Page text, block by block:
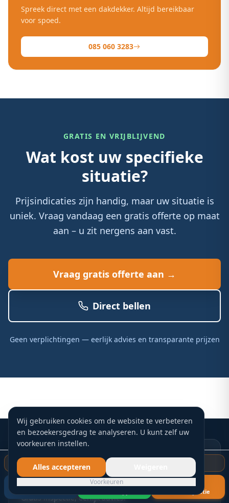
Spreek direct met een dakdekker. Altijd bereikbaar
voor spoed.
085 060 3283
GRATIS EN VRIJBLIJVEND
Wat kost uw specifieke
situatie?
Prijsindicaties zijn handig, maar uw situatie is
uniek. Vraag vandaag een gratis offerte op maat
aan – u zit nergens aan vast.
Vraag gratis offerte aan →
Direct bellen
Geen verplichtingen — eerlijk advies en transparante prijzen
Schade aan uw dak? Of gewoon
preventief nakijken?
Blankers Dakdekkers – actief door heel Nederland.
Gratis inspectie, eerlijk advies.
Gratis dakinspectie starten
Gratis inspectie
Wij gebruiken cookies om de website te verbeteren
en bezoekersgedrag te analyseren. U kunt zelf uw
voorkeuren instellen.
Alles accepteren
Voorkeuren